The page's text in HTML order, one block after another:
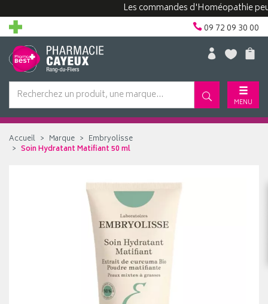
Les commandes d'Homéopathie
09 72 09 30 00
MENU
Accueil Marque
Embryolisse
Soin Hydratant Matifiant 50 ml